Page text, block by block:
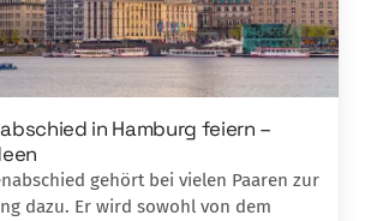
in Hamburg feiern –
gehört bei vielen Paaren zur
dazu. Er wird sowohl von dem